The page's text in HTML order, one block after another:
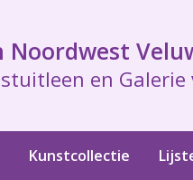
en
Kunstcollectie